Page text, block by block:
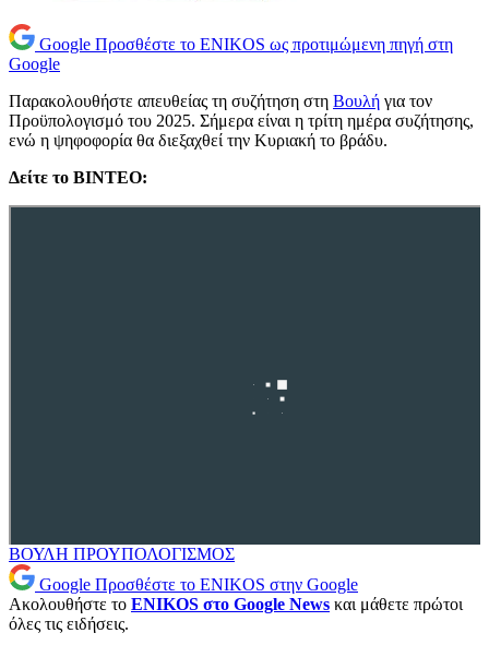
Google Προσθέστε το ENIKOS ως προτιμώμενη πηγή στη
Google
Παρακολουθήστε απευθείας τη συζήτηση στη Βουλή για τον
Προϋπολογισμό του 2025. Σήμερα είναι η τρίτη ημέρα συζήτησης,
ενώ η ψηφοφορία θα διεξαχθεί την Κυριακή το βράδυ.
Δείτε το ΒΙΝΤΕΟ:
ΒΟΥΛΗ ΠΡΟΥΠΟΛΟΓΙΣΜΟΣ
Google Προσθέστε το ENIKOS στην Google
Ακολουθήστε το ENIKOS στο Google News και μάθετε πρώτοι
όλες τις ειδήσεις.